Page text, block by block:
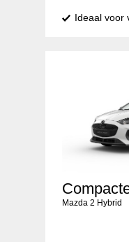
Ideaal voor
Mazda 2 Hybrid